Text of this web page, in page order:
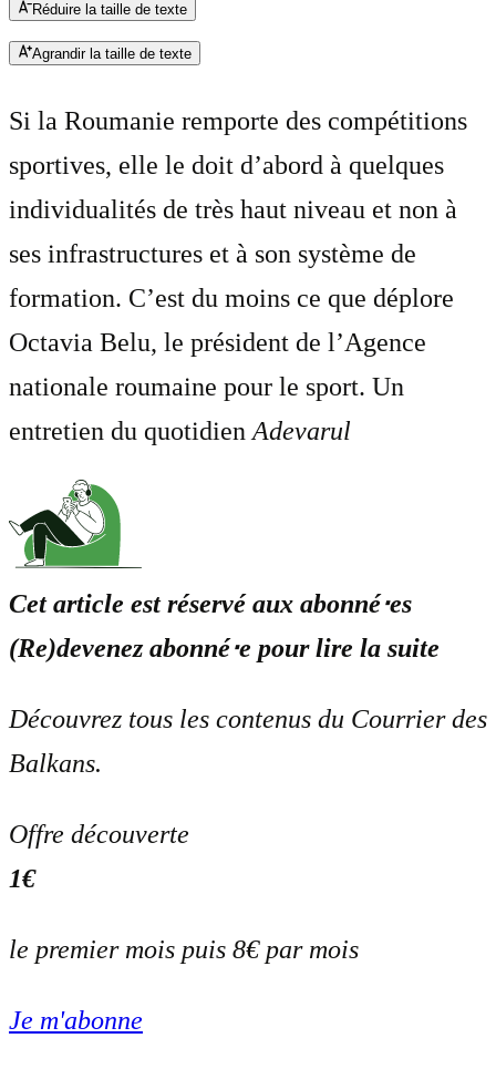
Réduire la taille de texte
Agrandir la taille de texte
Si la Roumanie remporte des compétitions
sportives, elle le doit d’abord à quelques
individualités de très haut niveau et non à
ses infrastructures et à son système de
formation. C’est du moins ce que déplore
Octavia Belu, le président de l’Agence
nationale roumaine pour le sport. Un
entretien du quotidienAdevarul
Cet article est réservé aux abonné⋅es
(Re)devenez abonné⋅e pour lire la suite
Découvrez tous les contenus du Courrier des
Balkans.
Offre découverte
1€
le premier mois puis 8€ par mois
Je m'abonne